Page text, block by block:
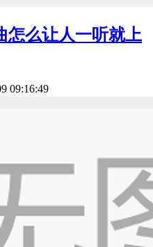
怎么让人一听就上
09:16:49